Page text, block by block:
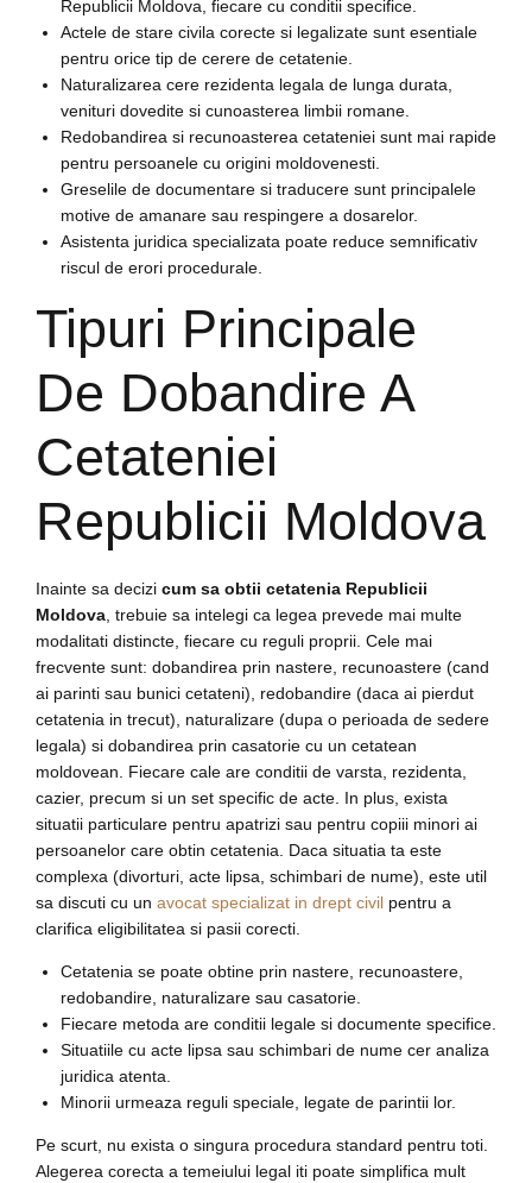
Republicii Moldova, fiecare cu conditii specifice.
Actele de stare civila corecte si legalizate sunt esentiale
pentru orice tip de cerere de cetatenie.
Naturalizarea cere rezidenta legala de lunga durata,
venituri dovedite si cunoasterea limbii romane.
Redobandirea si recunoasterea cetateniei sunt mai rapide
pentru persoanele cu origini moldovenesti.
Greselile de documentare si traducere sunt principalele
motive de amanare sau respingere a dosarelor.
Asistenta juridica specializata poate reduce semnificativ
riscul de erori procedurale.
Tipuri Principale
De Dobandire A
Cetateniei
Republicii Moldova
Inainte sa decizi cum sa obtii cetatenia Republicii
Moldova , trebuie sa intelegi ca legea prevede mai multe
modalitati distincte, fiecare cu reguli proprii. Cele mai
frecvente sunt: dobandirea prin nastere, recunoastere (cand
ai parinti sau bunici cetateni), redobandire (daca ai pierdut
cetatenia in trecut), naturalizare (dupa o perioada de sedere
legala) si dobandirea prin casatorie cu un cetatean
moldovean. Fiecare cale are conditii de varsta, rezidenta,
cazier, precum si un set specific de acte. In plus, exista
situatii particulare pentru apatrizi sau pentru copiii minori ai
persoanelor care obtin cetatenia. Daca situatia ta este
complexa (divorturi, acte lipsa, schimbari de nume), este util
sa discuti cu un avocat specializat in drept civil pentru a
clarifica eligibilitatea si pasii corecti.
Cetatenia se poate obtine prin nastere, recunoastere,
redobandire, naturalizare sau casatorie.
Fiecare metoda are conditii legale si documente specifice.
Situatiile cu acte lipsa sau schimbari de nume cer analiza
juridica atenta.
Minorii urmeaza reguli speciale, legate de parintii lor.
Pe scurt, nu exista o singura procedura standard pentru toti.
Alegerea corecta a temeiului legal iti poate simplifica mult